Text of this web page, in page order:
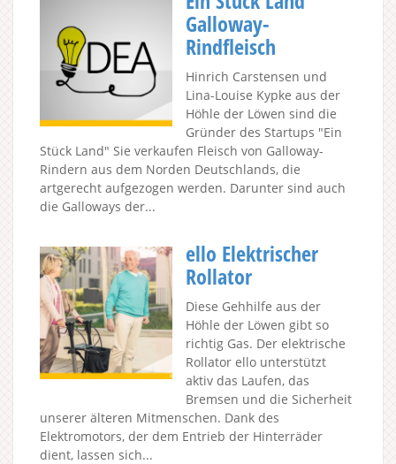
Galloway-
Rindfleisch
Hinrich Carstensen und
Lina-Louise Kypke aus der
Höhle der Löwen sind die
Gründer des Startups "Ein
Stück Land" Sie verkaufen Fleisch von Galloway-
Rindern aus dem Norden Deutschlands, die
artgerecht aufgezogen werden. Darunter sind auch
die Galloways der...
ello Elektrischer
Rollator
Diese Gehhilfe aus der
Höhle der Löwen gibt so
richtig Gas. Der elektrische
Rollator ello unterstützt
aktiv das Laufen, das
Bremsen und die Sicherheit
unserer älteren Mitmenschen. Dank des
Elektromotors, der dem Entrieb der Hinterräder
dient, lassen sich...